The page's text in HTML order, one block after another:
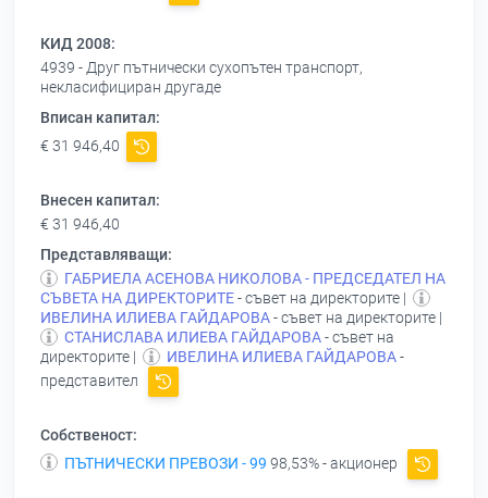
КИД 2008:
4939 - Друг пътнически сухопътен транспорт,
некласифициран другаде
Вписан капитал:
€ 31 946,40
Внесен капитал:
€ 31 946,40
Представляващи:
ГАБРИЕЛА АСЕНОВА НИКОЛОВА - ПРЕДСЕДАТЕЛ НА
СЪВЕТА НА ДИРЕКТОРИТЕ- съвет на директорите |
ИВЕЛИНА ИЛИЕВА ГАЙДАРОВА- съвет на директорите |
СТАНИСЛАВА ИЛИЕВА ГАЙДАРОВА- съвет на
директорите |
ИВЕЛИНА ИЛИЕВА ГАЙДАРОВА-
представител
Собственост:
ПЪТНИЧЕСКИ ПРЕВОЗИ - 99 98,53% - акционер